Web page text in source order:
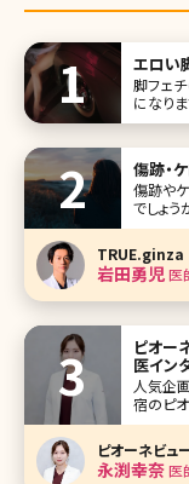
エロい
脚フェ
になり
いでし
傷跡・
傷跡や
でしょう
リスト
るかと
ろう、
全てお答
TRUE.ginza
岩田勇児医
ピオー
医イン
人気企
宿のピ
の永渕幸奈
ィーク
のエイ
ピオーネビュ
永渕幸奈医